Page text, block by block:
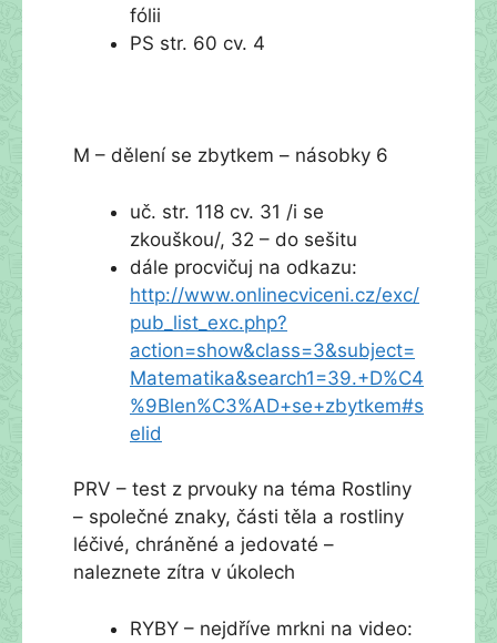
fólii
PS str. 60 cv. 4
M – dělení se zbytkem – násobky 6
uč. str. 118 cv. 31 /i se
zkouškou/, 32 – do sešitu
dále procvičuj na odkazu:
http://www.onlinecviceni.cz/exc/
pub_list_exc.php?
action=show&class=3&subject=
Matematika&search1=39.+D%C4
%9Blen%C3%AD+se+zbytkem#s
elid
PRV – test z prvouky na téma Rostliny
– společné znaky, části těla a rostliny
léčivé, chráněné a jedovaté –
naleznete zítra v úkolech
RYBY – nejdříve mrkni na video: